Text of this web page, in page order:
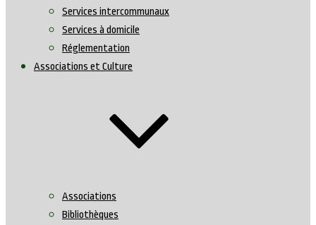
Services intercommunaux
Services à domicile
Réglementation
Associations et Culture
Associations
Bibliothèques